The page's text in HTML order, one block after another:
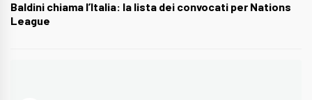
Baldini chiama l’Italia: la lista dei convocati per Nations
League